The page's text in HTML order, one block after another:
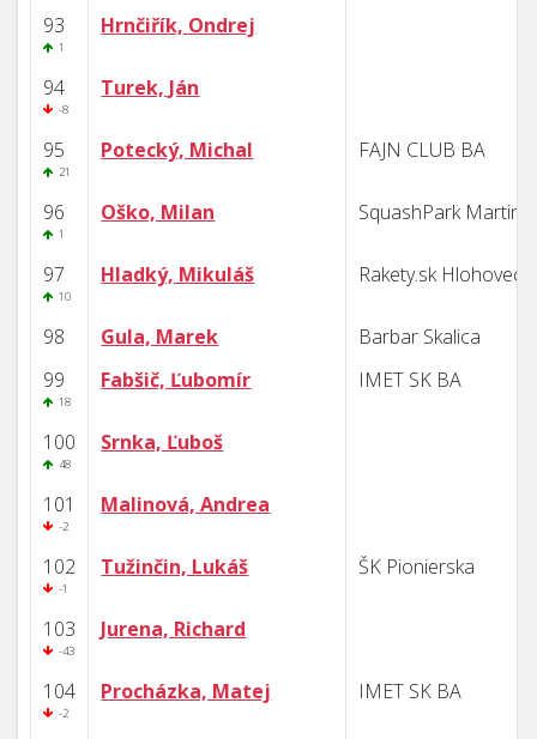
93
1
Hrnčiřík, Ondrej
94
-8
Turek, Ján
95
21
Potecký, Michal FAJN CLUB BA
96
1
Oško, Milan SquashPark Martin
97
10
Hladký, Mikuláš Rakety.sk Hlohovec
98 Gula, Marek
Barbar Skalica
99
18
Fabšič, Ľubomír IMET SK BA
100
48
Srnka, Ľuboš
101
-2
Malinová, Andrea
102
-1
Tužinčin, Lukáš ŠK Pionierska
103
-43
Jurena, Richard
104
-2
Procházka, Matej IMET SK BA